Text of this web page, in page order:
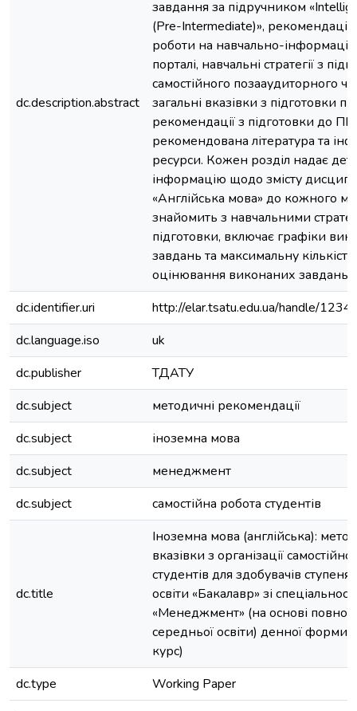
dc.description.abstract
завдання за підручником
(Pre-Intermediate)»,
роботи на навчально-
порталі, навчальні стратегії з
самостійного позааудиторного
загальні вказівки з підготовки
рекомендації з підготовки до
рекомендована література та
ресурси. Кожен розділ надає
інформацію щодо змісту
«Англійська мова» до кожного
знайомить з навчальними
підготовки, включає графіки
завдань та максимальну
оцінювання виконаних завдань.
dc.identifier.uri
http://elar.tsatu.edu.ua/handle/
dc.language.iso
uk
dc.publisher
ТДАТУ
dc.subject
методичні рекомендації
dc.subject
іноземна мова
dc.subject
менеджмент
dc.subject
самостійна робота студентів
dc.title
Іноземна мова (англійська):
вказівки з організації
студентів для здобувачів
освіти «Бакалавр» зі
«Менеджмент» (на основі повної
середньої освіти) денної форми
курс)
dc.type
Working Paper